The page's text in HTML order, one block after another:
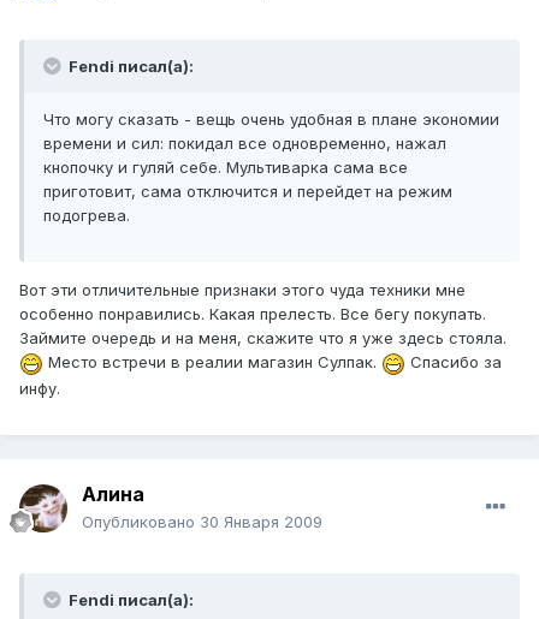
Fendi писал(а):
Что могу сказать - вещь очень удобная в плане экономии
времени и сил: покидал все одновременно, нажал
кнопочку и гуляй себе. Мультиварка сама все
приготовит, сама отключится и перейдет на режим
подогрева.
Вот эти отличительные признаки этого чуда техники мне
особенно понравились. Какая прелесть. Все бегу покупать.
Займите очередь и на меня, скажите что я уже здесь стояла.
Место встречи в реалии магазин Сулпак.
Спасибо за
инфу.
Алина
Опубликовано 30 Января 2009
Fendi писал(а):